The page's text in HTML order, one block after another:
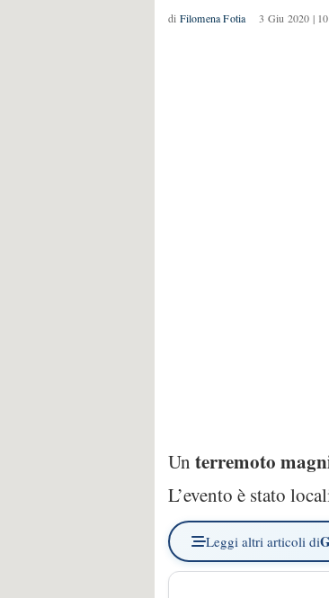
di Filomena Fotia 3 Giu 2020 |
Un terremoto
L’evento è stato
Leggi altri articoli di